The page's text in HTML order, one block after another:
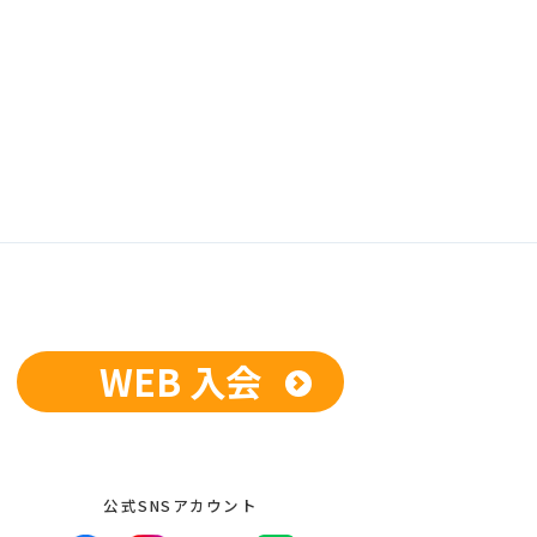
WEB 入会
公式SNSアカウント